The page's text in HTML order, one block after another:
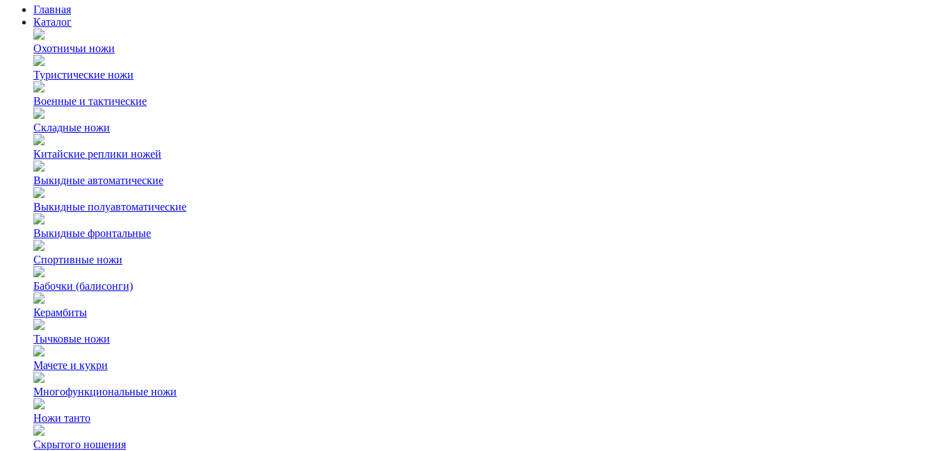
Главная
Каталог
Охотничьи ножи
Туристические ножи
Военные и тактические
Складные ножи
Китайские реплики ножей
Выкидные автоматические
Выкидные полуавтоматические
Выкидные фронтальные
Спортивные ножи
Бабочки (балисонги)
Керамбиты
Тычковые ножи
Мачете и кукри
Многофункциональные ножи
Ножи танто
Скрытого ношения